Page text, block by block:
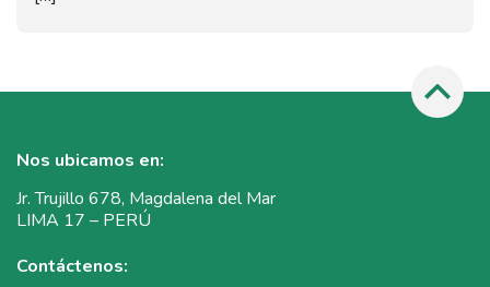
Nos ubicamos en:
Jr. Trujillo 678, Magdalena del Mar
LIMA 17 – PERÚ
Contáctenos: